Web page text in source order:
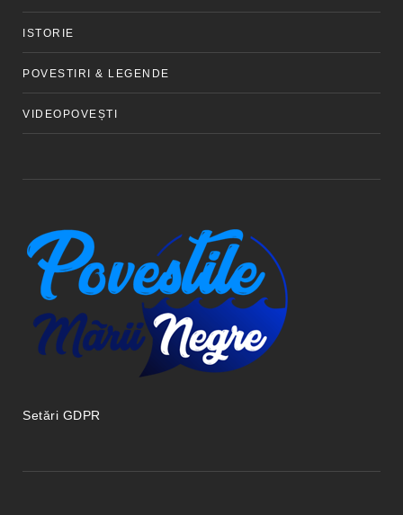
ISTORIE
POVESTIRI & LEGENDE
VIDEOPOVEȘTI
Setări GDPR